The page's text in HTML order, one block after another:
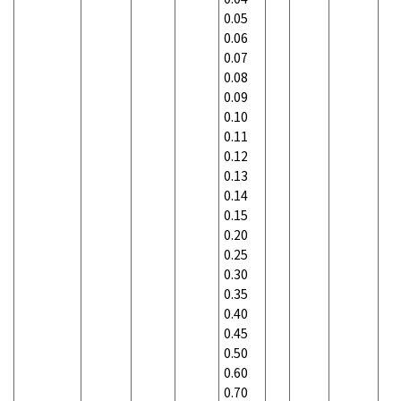
0.05
0.06
0.07
0.08
0.09
0.10
0.11
0.12
0.13
0.14
0.15
0.20
0.25
0.30
0.35
0.40
0.45
0.50
0.60
0.70